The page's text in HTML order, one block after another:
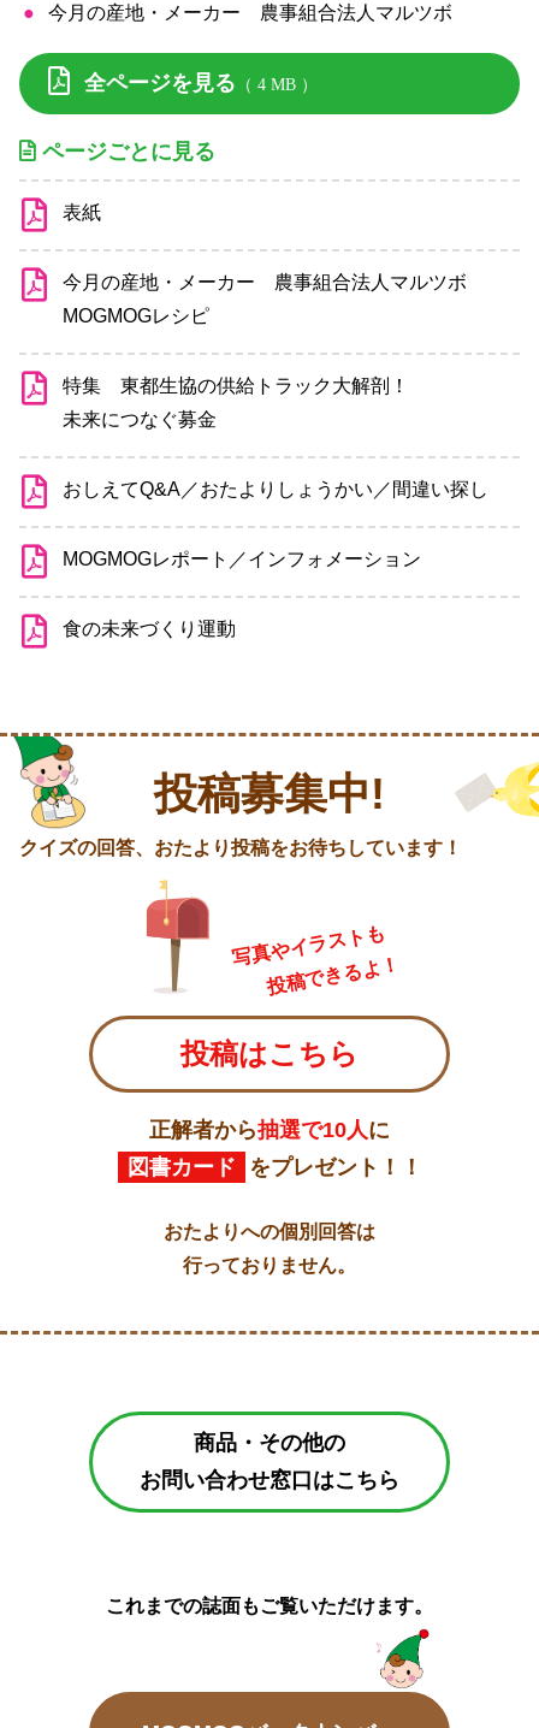
今月の産地・メーカー 農事組合法人マルツボ
全ページを見る （ 4 MB ）
ページごとに見る
表紙
今月の産地・メーカー 農事組合法人マルツボ
MOGMOGレシピ
特集 東都生協の供給トラック大解剖！
未来につなぐ募金
おしえてQ&A／おたよりしょうかい／間違い探し
MOGMOGレポート／インフォメーション
食の未来づくり運動
投稿募集中!
クイズの回答、おたより投稿をお待ちしています！
写真やイラストも
投稿できるよ！
投稿はこちら
正解者から抽選で10人に
図書カード
をプレゼント！！
おたよりへの個別回答は
行っておりません。
商品・その他の
お問い合わせ窓口はこちら
これまでの誌面もご覧いただけます。